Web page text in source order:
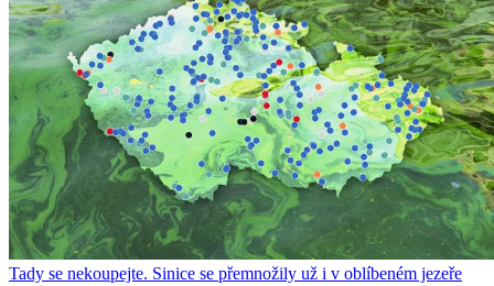
Tady se nekoupejte. Sinice se přemnožily už i v oblíbeném jezeře